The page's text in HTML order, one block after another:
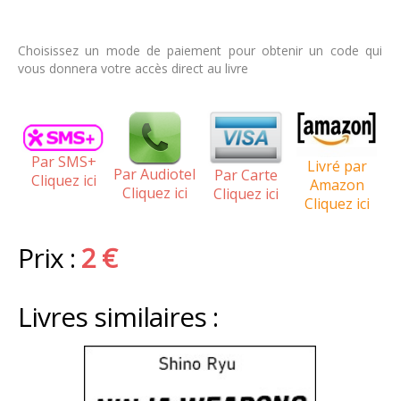
Choisissez un mode de paiement pour obtenir un code qui
vous donnera votre accès direct au livre
Par SMS+
Cliquez ici
Par Audiotel
Cliquez ici
Par Carte
Cliquez ici
Livré par
Amazon
Cliquez ici
Prix : 2 €
Livres similaires :